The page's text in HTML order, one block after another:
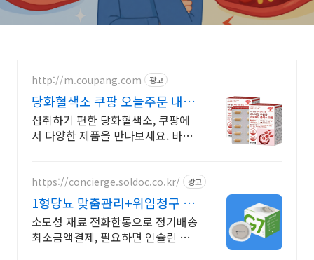
http://m.coupang.com 광고
당화혈색소 쿠팡 오늘주문 내일
도착 로켓배송
섭취하기 편한 당화혈색소, 쿠팡에
서 다양한 제품을 만나보세요. 바쁜
https://concierge.soldoc.co.kr/ 광고
1형당뇨 맞춤관리+위임청구 재
처방 주기 무료알림
소모성 재료 전화한통으로 정기배송
최소금액결제, 필요하면 인슐린 처